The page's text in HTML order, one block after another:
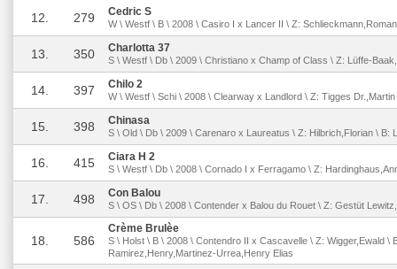
12. 279 Cedric S
W \ Westf \ B \ 2008 \ Casiro I x Lancer II \ Z:
13. 350 Charlotta 37
S \ Westf \ Db \ 2009 \ Christiano x Champ of Class \ Z: Lüffe-
14. 397 Chilo 2
W \ Westf \ Schi \ 2008 \ Clearway x Landlord \ Z: Tigges
15. 398 Chinasa
S \ Old \ Db \ 2009 \ Carenaro x Laureatus \ Z: Hilbrich,Florian \ B:
16. 415 Ciara H 2
S \ Westf \ Db \ 2008 \ Cornado I x Ferragamo \ Z:
17. 498 Con Balou
S \ OS \ Db \ 2008 \ Contender x Balou du Rouet \ Z: Gestüt
18. 586
Crème Brulèe
S \ Holst \ B \ 2008 \ Contendro II x Cascavelle \ Z: Wigger,Ewald \
Ramirez,Henry,Martinez-Urrea,Henry Elias